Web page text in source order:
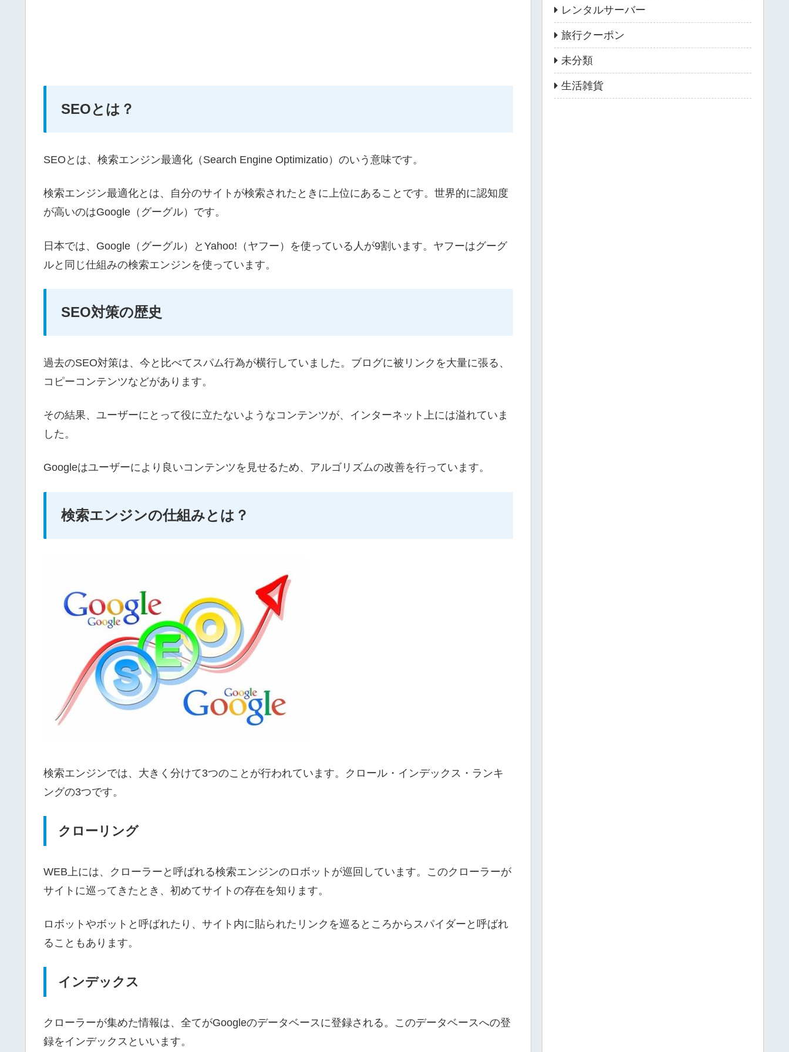
SEOとは？
SEOとは、検索エンジン最適化（Search Engine Optimizatio）のいう意味です。
検索エンジン最適化とは、自分のサイトが検索されたときに上位にあることです。世界的に認知度
が高いのはGoogle（グーグル）です。
日本では、Google（グーグル）とYahoo!（ヤフー）を使っている人が9割います。ヤフーはグーグ
ルと同じ仕組みの検索エンジンを使っています。
SEO対策の歴史
過去のSEO対策は、今と比べてスパム行為が横行していました。ブログに被リンクを大量に張る、
コピーコンテンツなどがあります。
その結果、ユーザーにとって役に立たないようなコンテンツが、インターネット上には溢れていま
した。
Googleはユーザーにより良いコンテンツを見せるため、アルゴリズムの改善を行っています。
検索エンジンの仕組みとは？
検索エンジンでは、大きく分けて3つのことが行われています。クロール・インデックス・ランキ
ングの3つです。
クローリング
WEB上には、クローラーと呼ばれる検索エンジンのロボットが巡回しています。このクローラーが
サイトに巡ってきたとき、初めてサイトの存在を知ります。
ロボットやボットと呼ばれたり、サイト内に貼られたリンクを巡るところからスパイダーと呼ばれ
ることもあります。
インデックス
クローラーが集めた情報は、全てがGoogleのデータベースに登録される。このデータベースへの登
録をインデックスといいます。
レンタルサーバー
旅行クーポン
未分類
生活雑貨